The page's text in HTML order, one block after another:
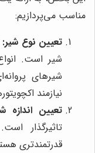
مناسب می‌پردازیم:
تعیین نوع شیر:
شیر است.
شیرهای
نیازمند
تعیین اندازه
تاثیرگذار
قدرتمندتری